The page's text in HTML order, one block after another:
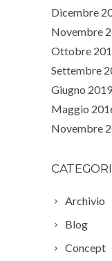
Dicembre
Novembre
Ottobre
Settembre
Giugno 2019
Maggio
Novembre
Archivio
Blog
Concept